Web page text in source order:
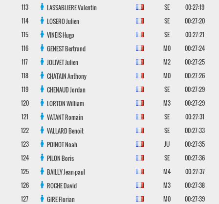
113
LASSABLIEREValentin SE
00:27:19
114
LOSEROJulien SE
00:27:20
115
VINEISHugo SE
00:27:21
116
GENESTBertrand M0
00:27:24
117
JOLIVETJulien M2
00:27:25
118
CHATAINAnthony M0
00:27:26
119
CHENAUDJordan SE
00:27:29
120
LORTONWilliam M3
00:27:29
121
VATANTRomain SE
00:27:31
122
VALLARDBenoit SE
00:27:33
123
POINOTNoah JU
00:27:35
124
PILONBoris SE
00:27:36
125
BAILLYJean-paul M4
00:27:37
126
ROCHEDavid M3
00:27:38
127
GIREFlorian M0
00:27:39